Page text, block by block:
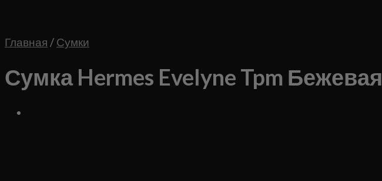
Главная / Сумки
Сумка Hermes Evelyne Tpm Бежевая